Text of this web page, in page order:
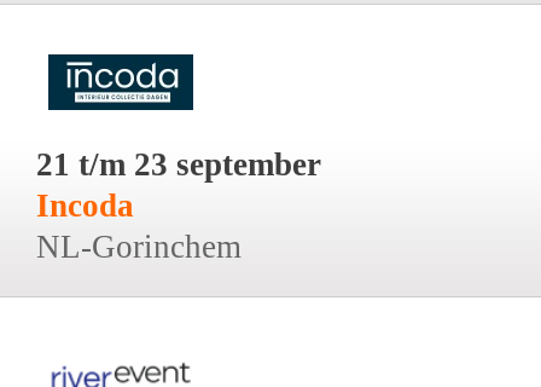
21 t/m 23 september
Incoda
NL-Gorinchem